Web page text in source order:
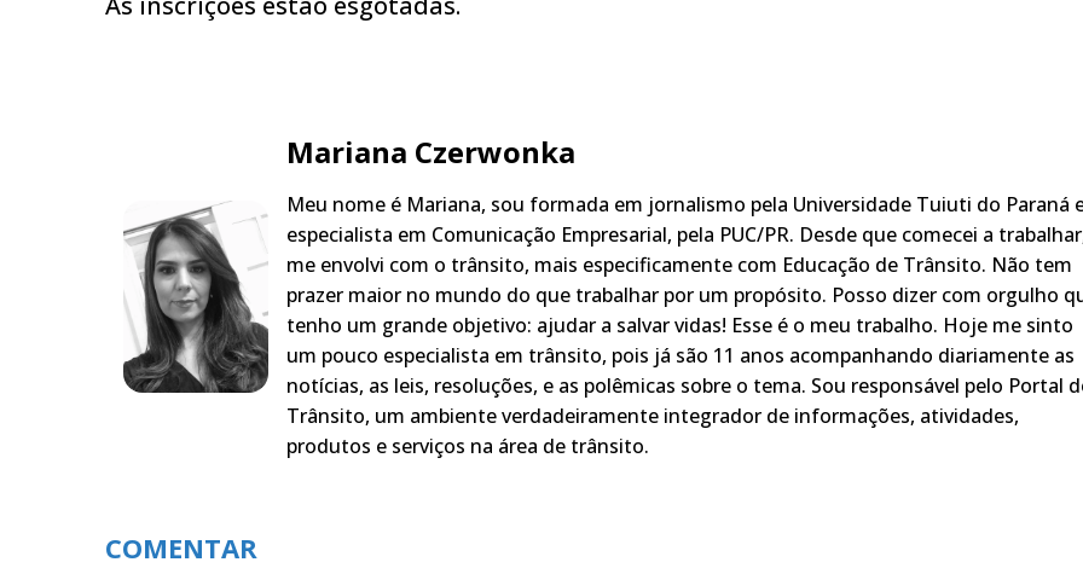
Mariana Czerwonka
Meu nome é Mariana, sou formada em jornalismo pela Universidade Tuiuti do Paraná
especialista em Comunicação Empresarial, pela PUC/PR. Desde que comecei a
me envolvi com o trânsito, mais especificamente com Educação de Trânsito. Não tem
prazer maior no mundo do que trabalhar por um propósito. Posso dizer com orgulho
tenho um grande objetivo: ajudar a salvar vidas! Esse é o meu trabalho. Hoje me sinto
um pouco especialista em trânsito, pois já são 11 anos acompanhando diariamente as
notícias, as leis, resoluções, e as polêmicas sobre o tema. Sou responsável pelo Portal
Trânsito, um ambiente verdadeiramente integrador de informações, atividades,
produtos e serviços na área de trânsito.
COMENTAR